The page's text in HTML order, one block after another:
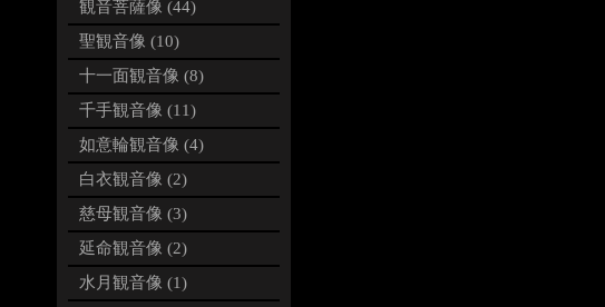
観音菩薩像 (44)
聖観音像 (10)
十一面観音像 (8)
千手観音像 (11)
如意輪観音像 (4)
白衣観音像 (2)
慈母観音像 (3)
延命観音像 (2)
水月観音像 (1)